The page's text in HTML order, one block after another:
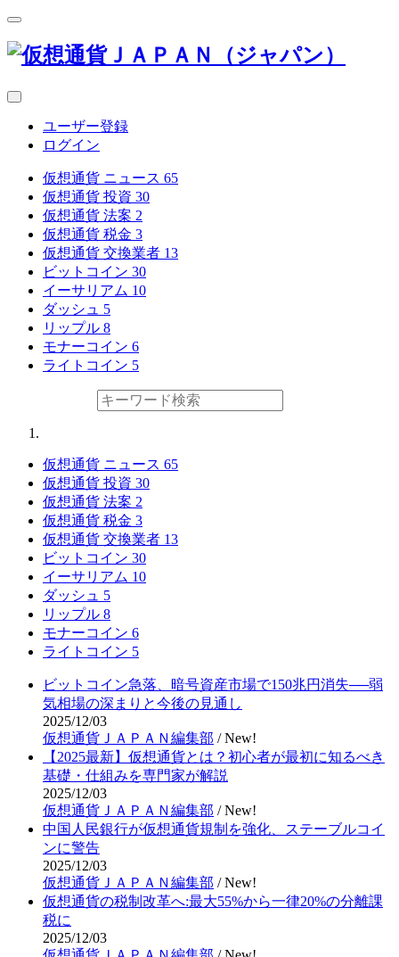
ユーザー登録
ログイン
仮想通貨 ニュース 65
仮想通貨 投資 30
仮想通貨 法案 2
仮想通貨 税金 3
仮想通貨 交換業者 13
ビットコイン 30
イーサリアム 10
ダッシュ 5
リップル 8
モナーコイン 6
ライトコイン 5
仮想通貨 ニュース 65
仮想通貨 投資 30
仮想通貨 法案 2
仮想通貨 税金 3
仮想通貨 交換業者 13
ビットコイン 30
イーサリアム 10
ダッシュ 5
リップル 8
モナーコイン 6
ライトコイン 5
ビットコイン急落、暗号資産市場で150兆円消失──弱
気相場の深まりと今後の見通し
2025/12/03
仮想通貨ＪＡＰＡＮ編集部 /New!
【2025最新】仮想通貨とは？初心者が最初に知るべき
基礎・仕組みを専門家が解説
2025/12/03
仮想通貨ＪＡＰＡＮ編集部 /New!
中国人民銀行が仮想通貨規制を強化、ステーブルコイ
ンに警告
2025/12/03
仮想通貨ＪＡＰＡＮ編集部 /New!
仮想通貨の税制改革へ:最大55%から一律20%の分離課
税に
2025/12/03